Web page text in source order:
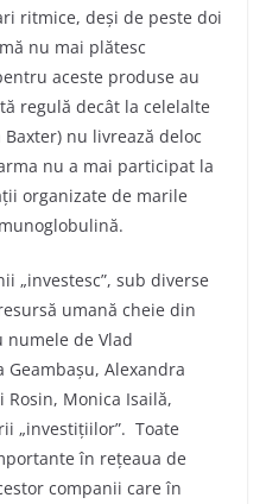
ritmice, deși de peste doi
nu mai plătesc
aceste produse au
regulă decât la celelalte
nu livrează deloc
nu a mai participat la
organizate de marile
„investesc”, sub diverse
umană cheie din
numele de Vlad
Geambașu, Alexandra
Monica Isailă,
„investițiilor”. Toate
în rețeaua de
companii care în